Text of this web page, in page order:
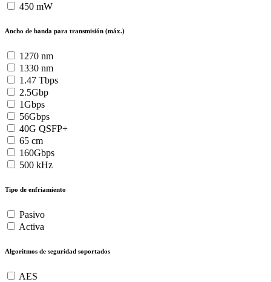
450 mW
Ancho de banda para transmisión (máx.)
1270 nm
1330 nm
1.47 Tbps
2.5Gbp
1Gbps
56Gbps
40G QSFP+
65 cm
160Gbps
500 kHz
Tipo de enfriamiento
Pasivo
Activa
Algoritmos de seguridad soportados
AES